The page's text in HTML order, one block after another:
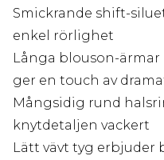
Smickrande shift-
enkel rörlighet
Långa blouson-
ger en touch av
Mångsidig rund
knytdetaljen vackert
Lätt vävt tyg erbjuder